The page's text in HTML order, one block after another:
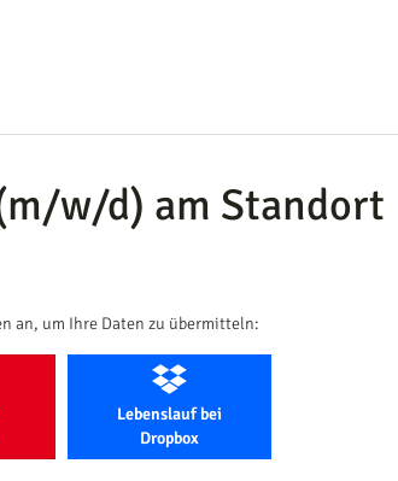
w/d) am Standort
an, um Ihre Daten zu übermitteln:
Lebenslauf bei
Dropbox